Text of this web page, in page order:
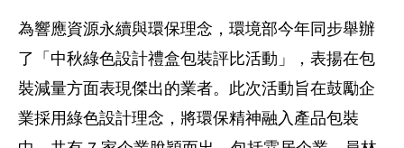
為響應資源永續與環保理念，環境部今年同步舉辦
了「中秋綠色設計禮盒包裝評比活動」，表揚在包
裝減量方面表現傑出的業者。此次活動旨在鼓勵企
業採用綠色設計理念，將環保精神融入產品包裝